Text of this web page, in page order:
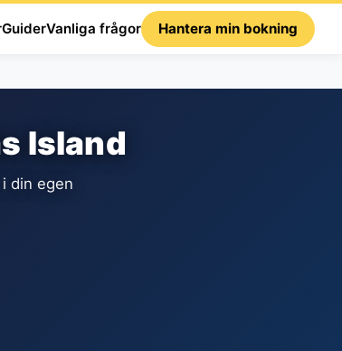
GuiderVanliga frågor Hantera min bokning
Island
din egen